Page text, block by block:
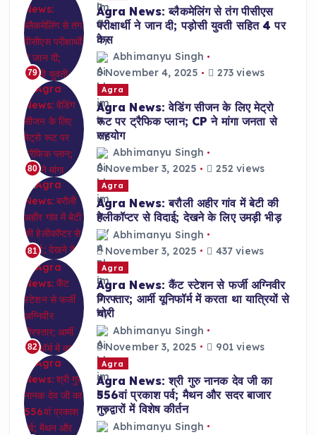
79
Agra News: ब्लैकमेलिंग से तंग पीसीएस
परीक्षार्थी ने जान दी; पड़ोसी युवती सहित 4 पर
केस
Abhimanyu Singh
November 4, 2025
273 views
80
Agra
Agra News: वेडिंग सीजन के लिए मेट्रो
रूट पर ट्रैफिक प्लान; CP ने मांगा जनता से
सहयोग
Abhimanyu Singh
November 3, 2025
252 views
81
Agra
Agra News: बरौली अहीर गांव में बेटी की
हेलीकॉप्टर से विदाई; देखने के लिए उमड़ी भीड़
Abhimanyu Singh
November 3, 2025
437 views
82
Agra
Agra News: कैंट स्टेशन से फर्जी अग्निवीर
गिरफ्तार; आर्मी यूनिफॉर्म में करता था यात्रियों से
चोरी
Abhimanyu Singh
November 3, 2025
901 views
Agra
Agra News: श्री गुरु नानक देव जी का
556वां प्रकाश पर्व; मैथन और सदर बाजार
गुरुद्वारों में विशेष कीर्तन
Abhimanyu Singh